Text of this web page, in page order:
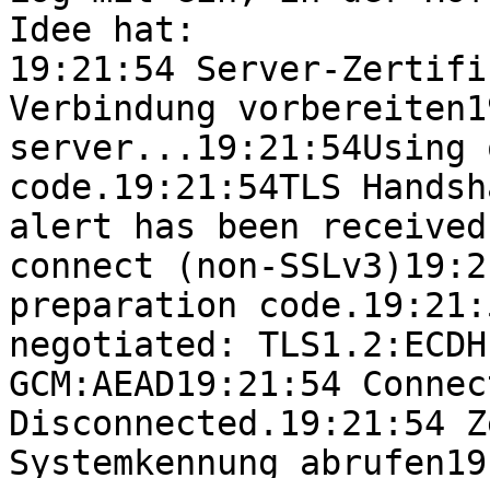
Idee hat:
19:21:54 Server-
Verbindung
server...19:21:54Using
code.19:21:54TLS
alert has been
connect (non-
preparation
negotiated:
GCM:AEAD19:21:54
Systemkennung